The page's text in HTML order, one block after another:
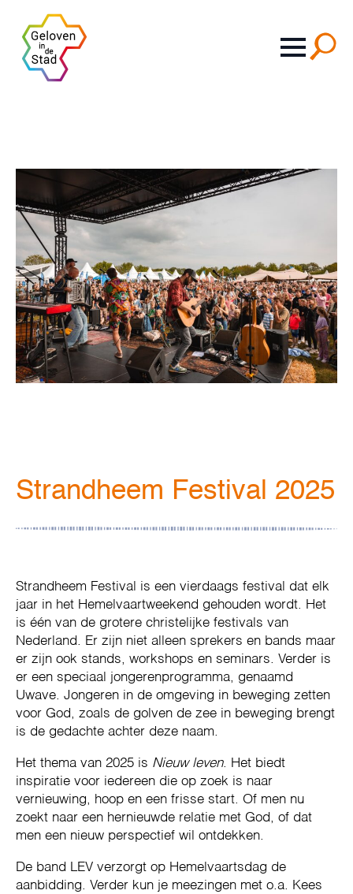
Strandheem Festival 2025
Strandheem Festival is een vierdaags festival dat elk
jaar in het Hemelvaartweekend gehouden wordt. Het
is één van de grotere christelijke festivals van
Nederland. Er zijn niet alleen sprekers en bands maar
er zijn ook stands, workshops en seminars. Verder is
er een speciaal jongerenprogramma, genaamd
Uwave. Jongeren in de omgeving in beweging zetten
voor God, zoals de golven de zee in beweging brengt
is de gedachte achter deze naam.
Het thema van 2025 is Nieuw leven. Het biedt
inspiratie voor iedereen die op zoek is naar
vernieuwing, hoop en een frisse start. Of men nu
zoekt naar een hernieuwde relatie met God, of dat
men een nieuw perspectief wil ontdekken.
De band LEV verzorgt op Hemelvaartsdag de
aanbidding. Verder kun je meezingen met o.a. Kees